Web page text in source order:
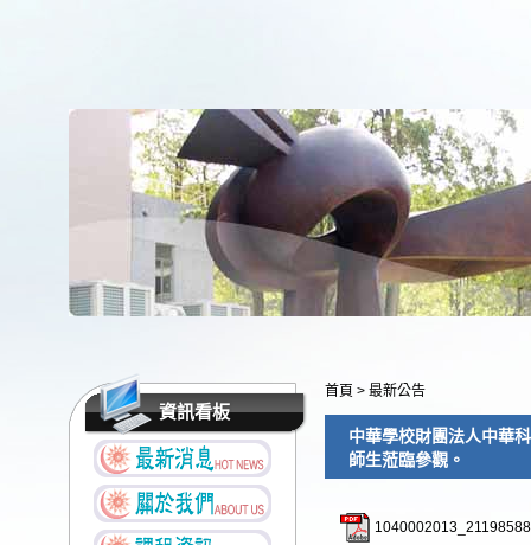
資訊看板
首頁 > 最新公告
中華學校財團法人中華
師生蒞臨參觀。